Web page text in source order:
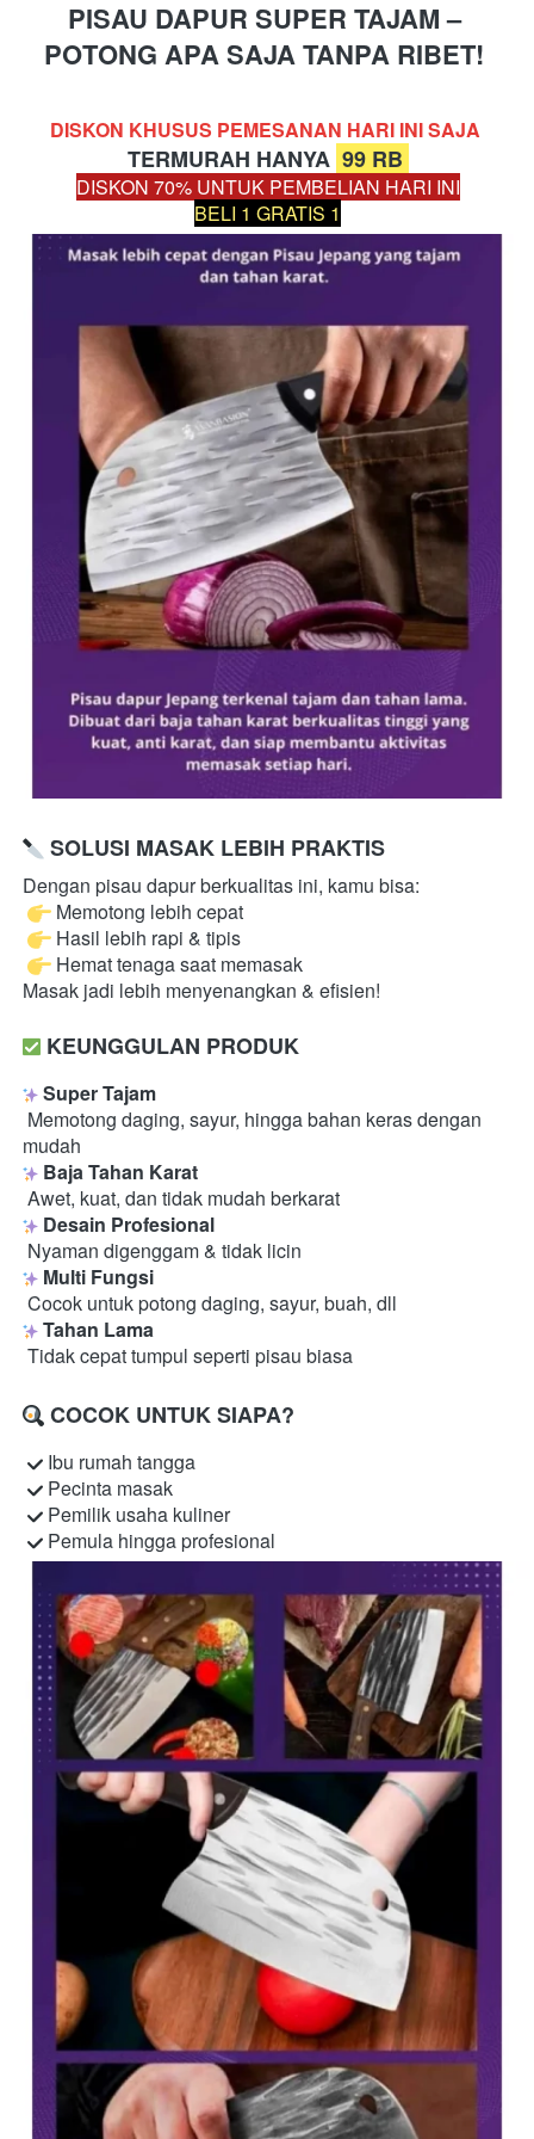
PISAU DAPUR SUPER TAJAM –
POTONG APA SAJA TANPA RIBET!
DISKON KHUSUS PEMESANAN HARI INI SAJA
TERMURAH HANYA 99 RB
DISKON 70% UNTUK PEMBELIAN HARI INI
BELI 1 GRATIS 1
SOLUSI MASAK LEBIH PRAKTIS
Dengan pisau dapur berkualitas ini, kamu bisa:
Memotong lebih cepat
Hasil lebih rapi & tipis
Hemat tenaga saat memasak
Masak jadi lebih menyenangkan & efisien!
KEUNGGULAN PRODUK
Super Tajam
mudah
Baja Tahan Karat
Awet, kuat, dan tidak mudah berkarat
Desain Profesional
Nyaman digenggam & tidak licin
Multi Fungsi
Cocok untuk potong daging, sayur, buah, dll
Tahan Lama
Tidak cepat tumpul seperti pisau biasa
COCOK UNTUK SIAPA?
Ibu rumah tangga
Pecinta masak
Pemilik usaha kuliner
Pemula hingga profesional